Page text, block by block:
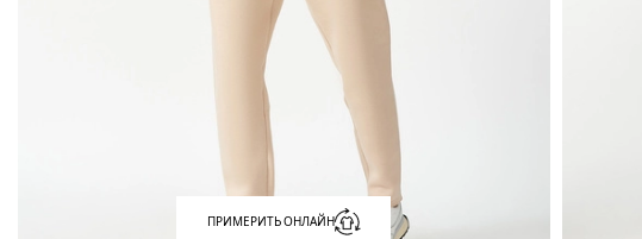
ПРИМЕРИТЬ ОНЛАЙН